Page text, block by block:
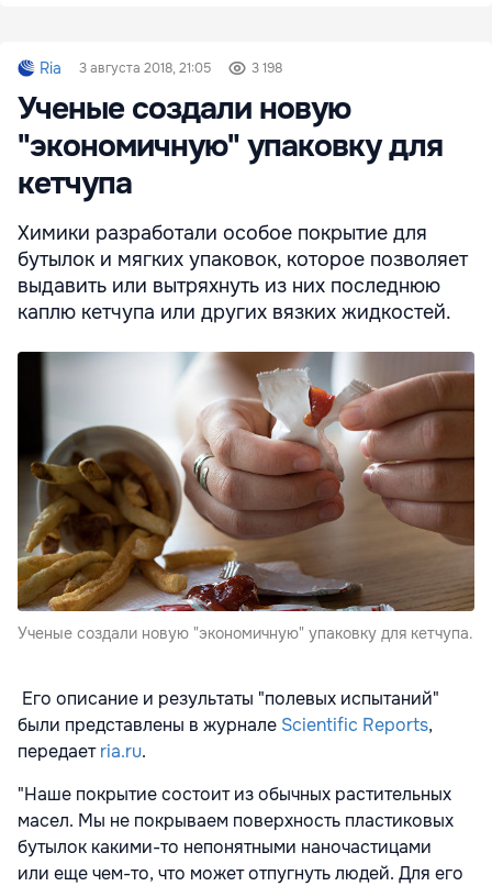
Ria 3 августа 2018, 21:05 3 198
Ученые создали новую
"экономичную" упаковку для
кетчупа
Химики разработали особое покрытие для
бутылок и мягких упаковок, которое позволяет
выдавить или вытряхнуть из них последнюю
каплю кетчупа или других вязких жидкостей.
Ученые создали новую "экономичную" упаковку для кетчупа.
Его описание и результаты "полевых испытаний"
были представлены в журнале Scientific Reports,
передаетria.ru.
"Наше покрытие состоит из обычных растительных
масел. Мы не покрываем поверхность пластиковых
бутылок какими-то непонятными наночастицами
или еще чем-то, что может отпугнуть людей. Для его